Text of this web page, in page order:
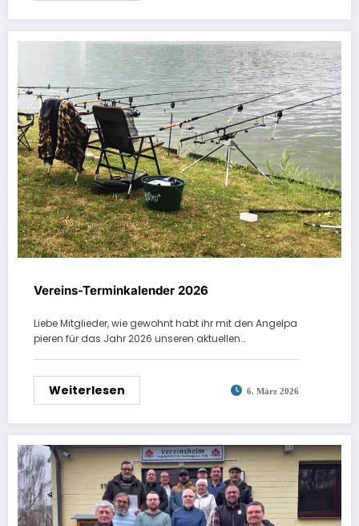
Vereins-Terminkalender 2026
Liebe Mitglieder, wie gewohnt habt ihr mit den Angelpa
pieren für das Jahr 2026 unseren aktuellen…
Weiterlesen 6. März 2026